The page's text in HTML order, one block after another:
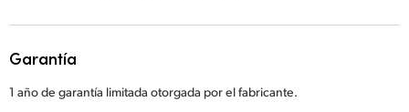
Garantía
1 año de garantía limitada otorgada por el fabricante.